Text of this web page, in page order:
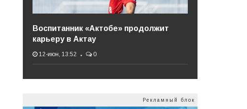
Воспитанник «Актобе» продолжит
карьеру в Актау
12-июн, 13:52 0
Рекламный блок